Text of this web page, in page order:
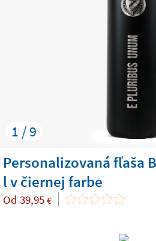
1 / 9
Personalizovaná fľaša
l v čiernej farbe
Od 39,95 €